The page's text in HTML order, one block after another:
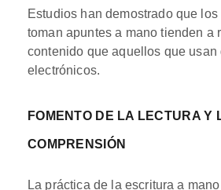
Estudios han demostrado que
toman apuntes a mano tienden a
contenido que aquellos que
electrónicos.
FOMENTO DE LA LECTURA Y
COMPRENSIÓN
La práctica de la escritura a